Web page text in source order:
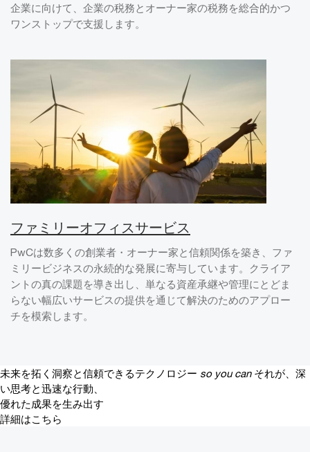
企業に向けて、企業の税務とオーナー家の税務を総合的かつ
ワンストップで支援します。
ファミリーオフィスサービス
PwCは数多くの創業者・オーナー家と信頼関係を築き、ファ
ミリービジネスの永続的な発展に寄与しています。クライア
ントの真の課題を導き出し、単なる資産承継や管理にとどま
らない幅広いサービスの提供を通じて解決のためのアプロー
チを模索します。
未来を拓く洞察と信頼できるテクノロジー so you can それが、深
い思考と迅速な行動、
優れた成果を生み出す
詳細はこちら